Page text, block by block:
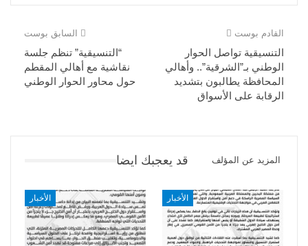
السابق بوست
“التنسيقية” تنظم جلسة
نقاشية مع أهالي المقطم
حول محاور الحوار الوطني
القادم بوست
التنسيقية تواصل الحوار
الوطني بـ”الشرقية”.. وأهالي
المحافظة يطالبون بتشديد
الرقابة على الأسواق
قد يعجبك ايضا المزيد عن المؤلف
الأخبار الأخبار